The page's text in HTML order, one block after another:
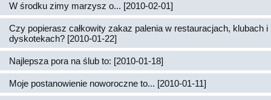
W środku zimy marzysz o... [2010-02-01]
Czy popierasz całkowity zakaz palenia w restauracjach, klubach i
dyskotekach? [2010-01-22]
Najlepsza pora na ślub to: [2010-01-18]
Moje postanowienie noworoczne to... [2010-01-11]